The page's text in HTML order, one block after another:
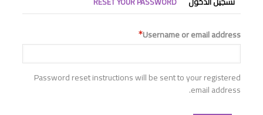
الأساسية
Username or email address
Password reset instructions will be sent to your registered
email address.